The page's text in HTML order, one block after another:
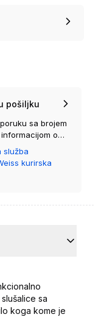
pošiljku
sa brojem
o
koja će vam je
služba
kurirska
sa
koga kome je